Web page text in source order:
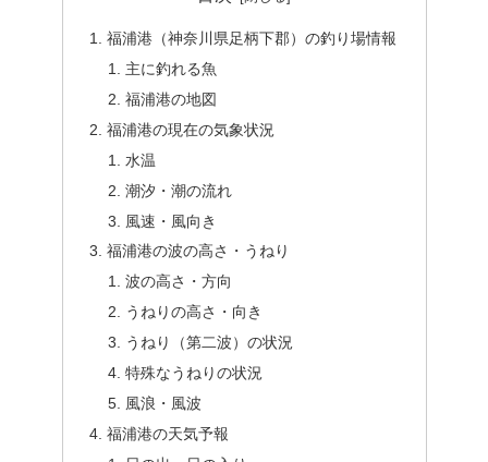
福浦港（神奈川県足柄下郡）の釣り場情報
主に釣れる魚
福浦港の地図
福浦港の現在の気象状況
水温
潮汐・潮の流れ
風速・風向き
福浦港の波の高さ・うねり
波の高さ・方向
うねりの高さ・向き
うねり（第二波）の状況
特殊なうねりの状況
風浪・風波
福浦港の天気予報